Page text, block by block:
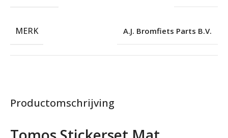
Productomschrijving
MERK A.J. Bromfiets Parts B.V.